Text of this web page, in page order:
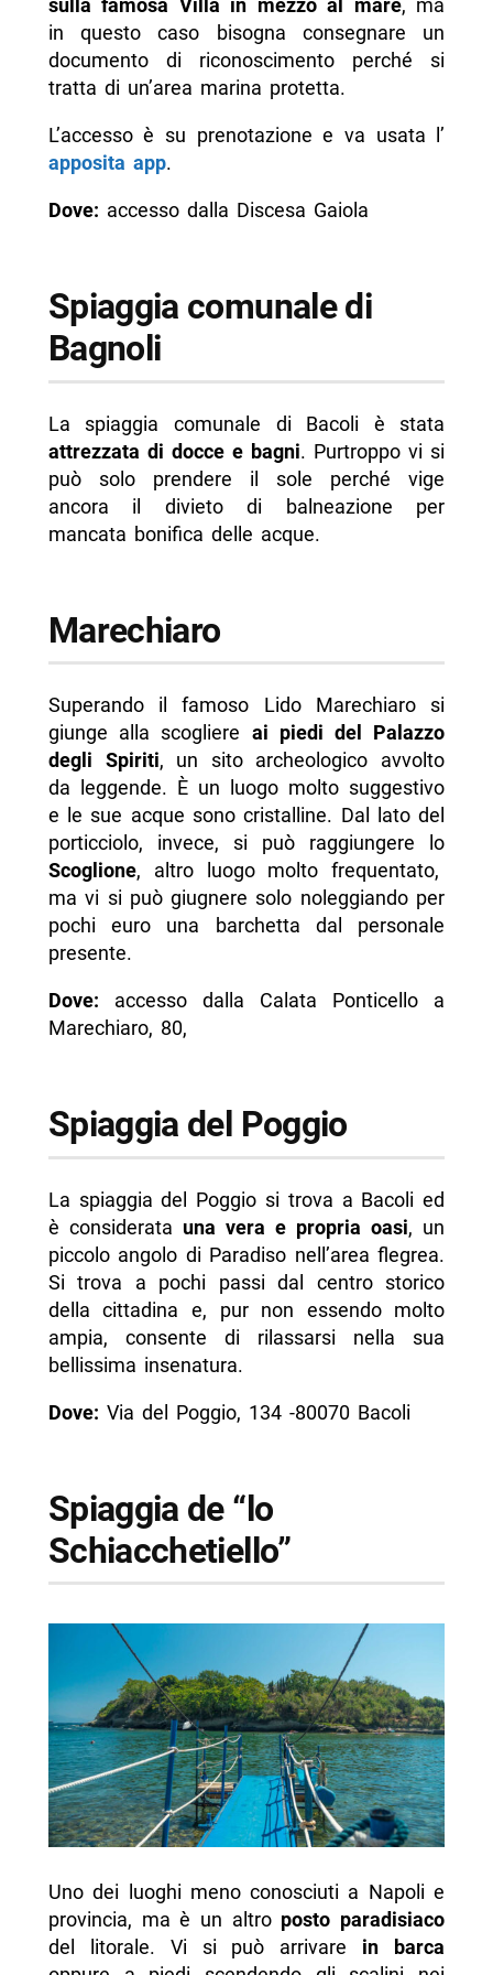
sulla famosa Villa in mezzo al mare, ma
in questo caso bisogna consegnare un
documento di riconoscimento perché si
tratta di un’area marina protetta.
L’accesso è su prenotazione e va usata l’
apposita app.
Dove: accesso dalla Discesa Gaiola
Spiaggia comunale di
Bagnoli
La spiaggia comunale di Bacoli è stata
attrezzata di docce e bagni. Purtroppo vi si
può solo prendere il sole perché vige
ancora il divieto di balneazione per
mancata bonifica delle acque.
Marechiaro
Superando il famoso Lido Marechiaro si
giunge alla scogliere ai piedi del Palazzo
degli Spiriti, un sito archeologico avvolto
da leggende. È un luogo molto suggestivo
e le sue acque sono cristalline. Dal lato del
porticciolo, invece, si può raggiungere lo
Scoglione, altro luogo molto frequentato,
ma vi si può giugnere solo noleggiando per
pochi euro una barchetta dal personale
presente.
Dove: accesso dalla Calata Ponticello a
Marechiaro, 80,
Spiaggia del Poggio
La spiaggia del Poggio si trova a Bacoli ed
è considerata una vera e propria oasi, un
piccolo angolo di Paradiso nell’area flegrea.
Si trova a pochi passi dal centro storico
della cittadina e, pur non essendo molto
ampia, consente di rilassarsi nella sua
bellissima insenatura.
Dove: Via del Poggio, 134 -80070 Bacoli
Spiaggia de “lo
Schiacchetiello”
Uno dei luoghi meno conosciuti a Napoli e
provincia, ma è un altro posto paradisiaco
del litorale. Vi si può arrivare in barca